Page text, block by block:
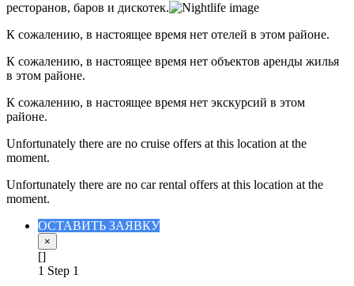
ресторанов, баров и дискотек.
К сожалению, в настоящее время нет отелей в этом районе.
К сожалению, в настоящее время нет объектов аренды жилья
в этом районе.
К сожалению, в настоящее время нет экскурсий в этом
районе.
Unfortunately there are no cruise offers at this location at the
moment.
Unfortunately there are no car rental offers at this location at the
moment.
ОСТАВИТЬ ЗАЯВКУ
×
[]
1 Step 1